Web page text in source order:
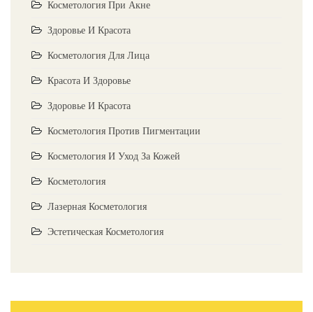
Косметология При Акне
Здоровье И Красота
Косметология Для Лица
Красота И Здоровье
Здоровье И Красота
Косметология Против Пигментации
Косметология И Уход За Кожей
Косметология
Лазерная Косметология
Эстетическая Косметология